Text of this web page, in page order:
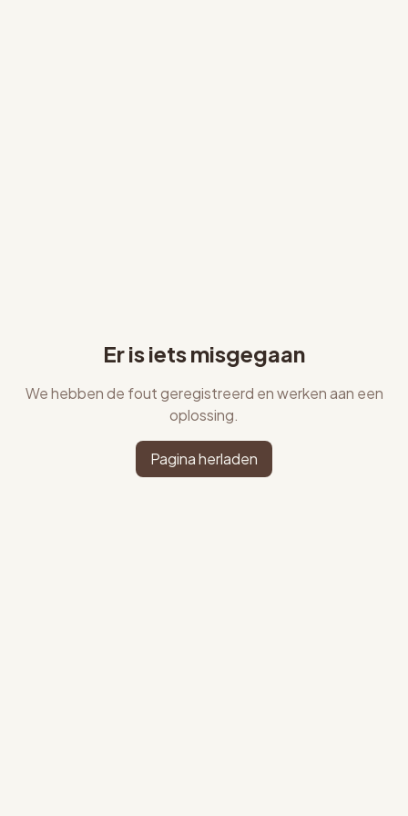
Er is iets misgegaan
We hebben de fout geregistreerd en werken aan een
oplossing.
Pagina herladen